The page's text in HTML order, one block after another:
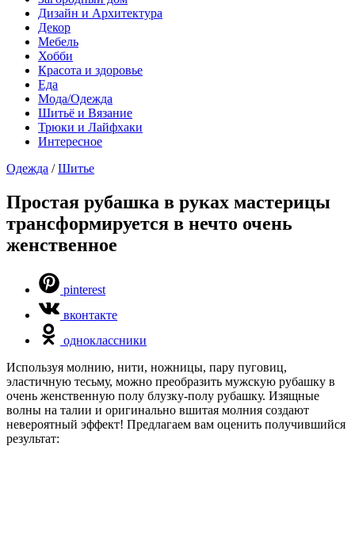
Дизайн и Архитектура
Декор
Мебель
Хобби
Красота и здоровье
Еда
Мода/Одежда
Шитьё и Вязание
Трюки и Лайфхаки
Интересное
Одежда /Шитье
Простая рубашка в руках мастерицы
трансформируется в нечто очень
женственное
pinterest
вконтакте
одноклассники
Используя молнию, нити, ножницы, пару пуговиц,
эластичную тесьму, можно преобразить мужскую рубашку в
очень женственную полу блузку-полу рубашку. Изящные
волны на талии и оригинально вшитая молния создают
невероятный эффект! Предлагаем вам оценить получившийся
результат: